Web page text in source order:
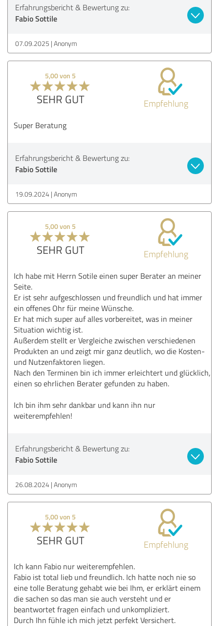
Erfahrungsbericht & Bewertung zu:
Fabio Sottile
07.09.2025 Anonym
5,00 von 5
SEHR GUT Empfehlung
Super Beratung
Erfahrungsbericht & Bewertung zu:
Fabio Sottile
19.09.2024 Anonym
5,00 von 5
SEHR GUT Empfehlung
Ich habe mit Herrn Sotile einen super Berater an meiner
Seite.
Er ist sehr aufgeschlossen und freundlich und hat immer
ein offenes Ohr für meine Wünsche.
Er hat mich super auf alles vorbereitet, was in meiner
Situation wichtig ist.
Außerdem stellt er Vergleiche zwischen verschiedenen
Produkten an und zeigt mir ganz deutlich, wo die Kosten-
und Nutzenfaktoren liegen.
Nach den Terminen bin ich immer erleichtert und glücklich,
einen so ehrlichen Berater gefunden zu haben.
Ich bin ihm sehr dankbar und kann ihn nur
weiterempfehlen!
Erfahrungsbericht & Bewertung zu:
Fabio Sottile
26.08.2024 Anonym
5,00 von 5
SEHR GUT Empfehlung
Ich kann Fabio nur weiterempfehlen.
Fabio ist total lieb und freundlich. Ich hatte noch nie so
eine tolle Beratung gehabt wie bei Ihm, er erklärt einem
die sachen so das man sie auch versteht und er
beantwortet fragen einfach und unkompliziert.
Durch Ihn fühle ich mich jetzt perfekt Versichert.